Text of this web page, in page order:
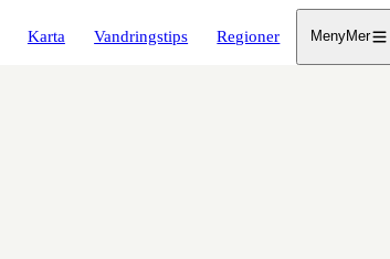
Karta Vandringstips Regioner MenyMer